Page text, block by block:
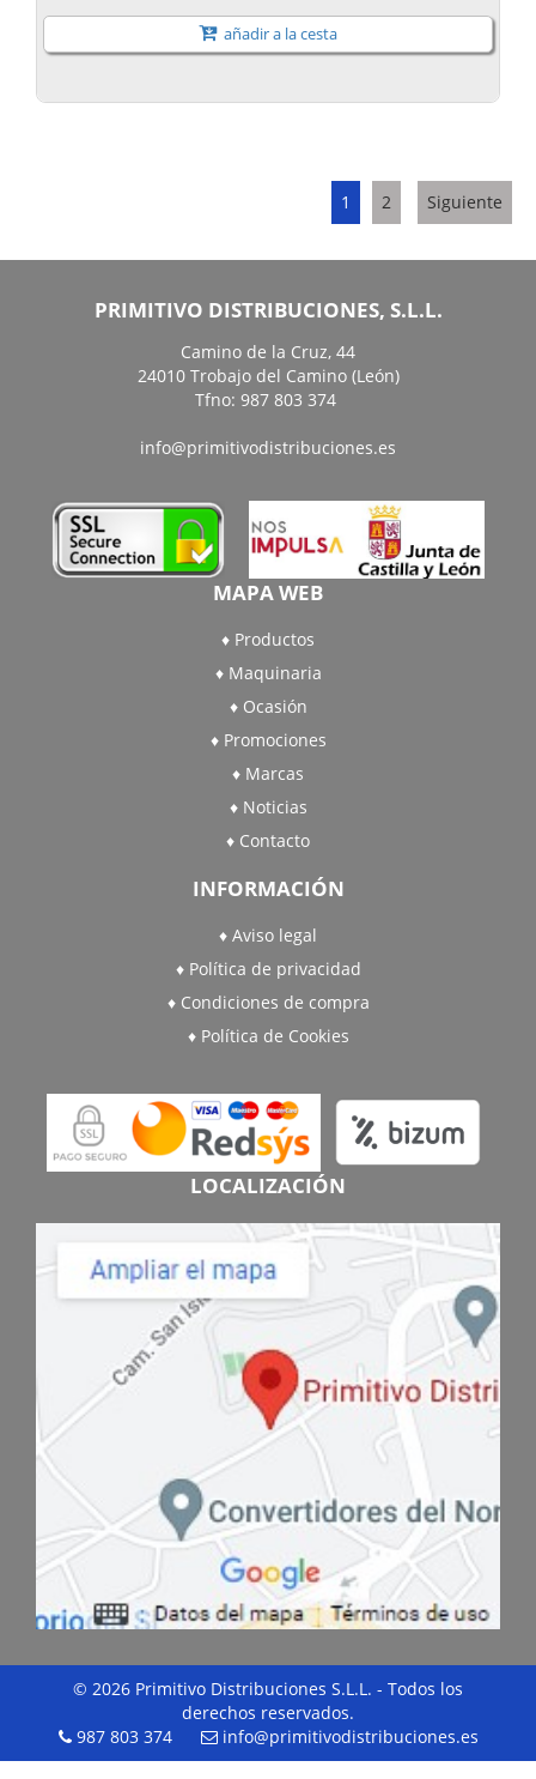
añadir a la cesta
1 2 Siguiente
PRIMITIVO DISTRIBUCIONES, S.L.L.
Camino de la Cruz, 44
24010 Trobajo del Camino (León)
Tfno: 987 803 374
info@primitivodistribuciones.es
MAPA WEB
Productos
Maquinaria
Ocasión
Promociones
Marcas
Noticias
Contacto
INFORMACIÓN
Aviso legal
Política de privacidad
Condiciones de compra
Política de Cookies
LOCALIZACIÓN
© 2026 Primitivo Distribuciones S.L.L. - Todos los
derechos reservados.
987 803 374
info@primitivodistribuciones.es